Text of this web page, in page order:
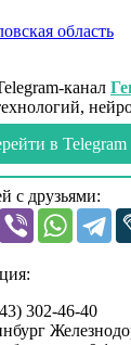
область
канал
в Telegram
с друзьями:
302-46-40